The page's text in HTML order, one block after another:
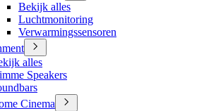
Bekijk alles
Luchtmonitoring
Verwarmingssensoren
alles
Speakers
Cinema